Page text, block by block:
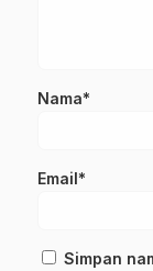
Nama*
Email*
Simpan